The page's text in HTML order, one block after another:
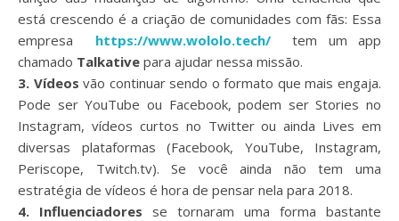
está crescendo é a criação de comunidades com fãs: Essa
empresa
https://www.wololo.tech/
tem um app
chamado Talkative para ajudar nessa missão.
3. Vídeos vão continuar sendo o formato que mais engaja.
Pode ser YouTube ou Facebook, podem ser Stories no
Instagram, vídeos curtos no Twitter ou ainda Lives em
diversas plataformas (Facebook, YouTube, Instagram,
Periscope, Twitch.tv). Se você ainda não tem uma
estratégia de vídeos é hora de pensar nela para 2018.
4. Influenciadores se tornaram uma forma bastante